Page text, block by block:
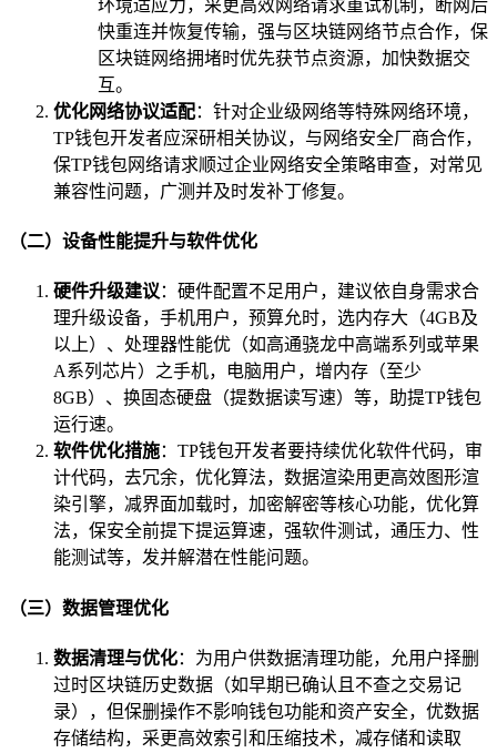
环境适应力，采更高效网络请求重试机制，断网后
快重连并恢复传输，强与区块链网络节点合作，保
区块链网络拥堵时优先获节点资源，加快数据交
互。
优化网络协议适配：针对企业级网络等特殊网络环境，
TP钱包开发者应深研相关协议，与网络安全厂商合作，
保TP钱包网络请求顺过企业网络安全策略审查，对常见
兼容性问题，广测并及时发补丁修复。
（二）设备性能提升与软件优化
硬件升级建议 ：硬件配置不足用户，建议依自身需求合
理升级设备，手机用户，预算允时，选内存大（4GB及
以上）、处理器性能优（如高通骁龙中高端系列或苹果
A系列芯片）之手机，电脑用户，增内存（至少
8GB）、换固态硬盘（提数据读写速）等，助提TP钱包
运行速。
软件优化措施：TP钱包开发者要持续优化软件代码，审
计代码，去冗余，优化算法，数据渲染用更高效图形渲
染引擎，减界面加载时，加密解密等核心功能，优化算
法，保安全前提下提运算速，强软件测试，通压力、性
能测试等，发并解潜在性能问题。
（三）数据管理优化
数据清理与优化：为用户供数据清理功能，允用户择删
过时区块链历史数据（如早期已确认且不查之交易记
录），但保删操作不影响钱包功能和资产安全，优数据
存储结构，采更高效索引和压缩技术，减存储和读取